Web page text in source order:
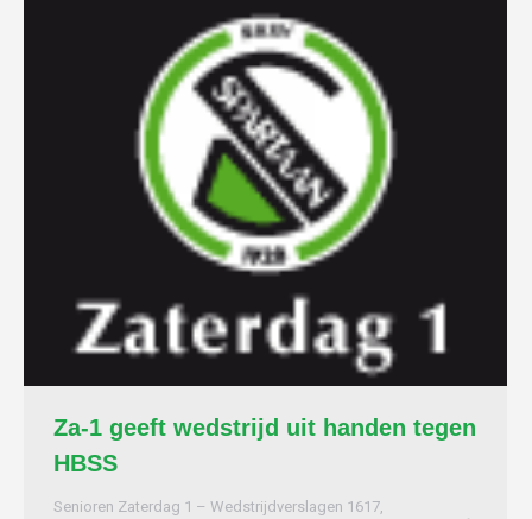
Za-1 geeft wedstrijd uit handen tegen
HBSS
Senioren Zaterdag 1 – Wedstrijdverslagen 1617,